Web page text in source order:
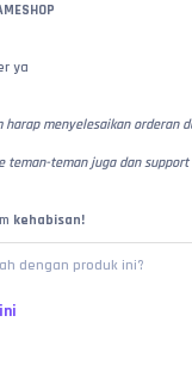
ya
menyelesaikan orderan
teman-teman juga dan
kehabisan!
dengan produk ini?